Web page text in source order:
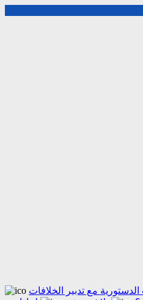
مع تدبير الخلافات